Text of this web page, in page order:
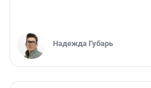
Надежда Губарь